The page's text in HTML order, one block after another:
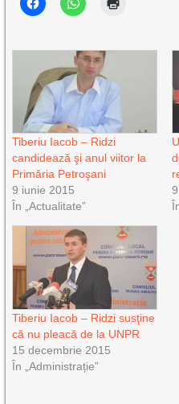
Tiberiu Iacob – Ridzi
candidează şi anul viitor la
Primăria Petroşani
9 iunie 2015
În „Actualitate”
Tiberiu Iacob – Ridzi susţine
că nu pleacă de la UNPR
15 decembrie 2015
În „Administrație”